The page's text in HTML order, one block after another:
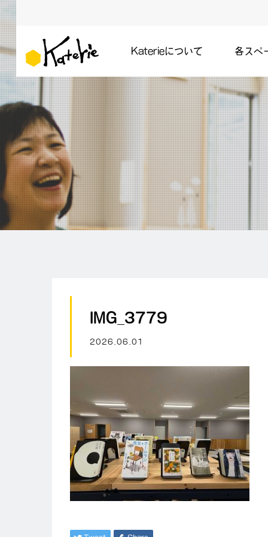
Katerieについて 各スペ
IMG_3779
2026.06.01